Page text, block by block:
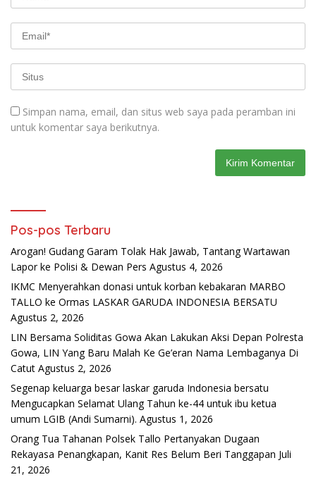
Simpan nama, email, dan situs web saya pada peramban ini
untuk komentar saya berikutnya.
Pos-pos Terbaru
Arogan! Gudang Garam Tolak Hak Jawab, Tantang Wartawan
Lapor ke Polisi & Dewan Pers Agustus 4, 2026
IKMC Menyerahkan donasi untuk korban kebakaran MARBO
TALLO ke Ormas LASKAR GARUDA INDONESIA BERSATU
Agustus 2, 2026
LIN Bersama Soliditas Gowa Akan Lakukan Aksi Depan Polresta
Gowa, LIN Yang Baru Malah Ke Ge’eran Nama Lembaganya Di
Catut Agustus 2, 2026
Segenap keluarga besar laskar garuda Indonesia bersatu
Mengucapkan Selamat Ulang Tahun ke-44 untuk ibu ketua
umum LGIB (Andi Sumarni). Agustus 1, 2026
Orang Tua Tahanan Polsek Tallo Pertanyakan Dugaan
Rekayasa Penangkapan, Kanit Res Belum Beri Tanggapan Juli
21, 2026